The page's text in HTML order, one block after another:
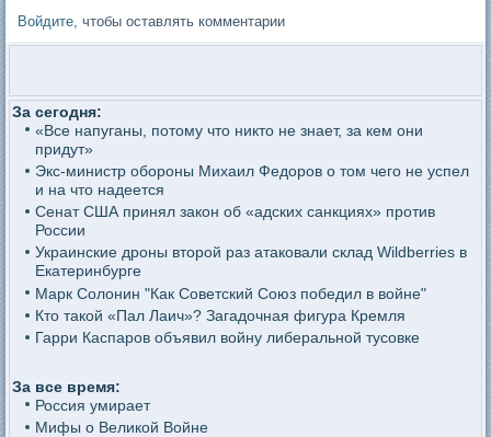
Войдите , чтобы оставлять комментарии
За сегодня:
«Все напуганы, потому что никто не знает, за кем они
придут»
Экс-министр обороны Михаил Федоров о том чего не успел
и на что надеется
Сенат США принял закон об «адских санкциях» против
России
Украинские дроны второй раз атаковали склад Wildberries в
Екатеринбурге
Марк Солонин "Как Советский Союз победил в войне"
Кто такой «Пал Лаич»? Загадочная фигура Кремля
Гарри Каспаров объявил войну либеральной тусовке
За все время:
Россия умирает
Мифы о Великой Войне